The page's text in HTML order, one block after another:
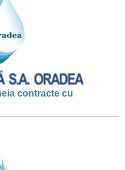
contracte cu